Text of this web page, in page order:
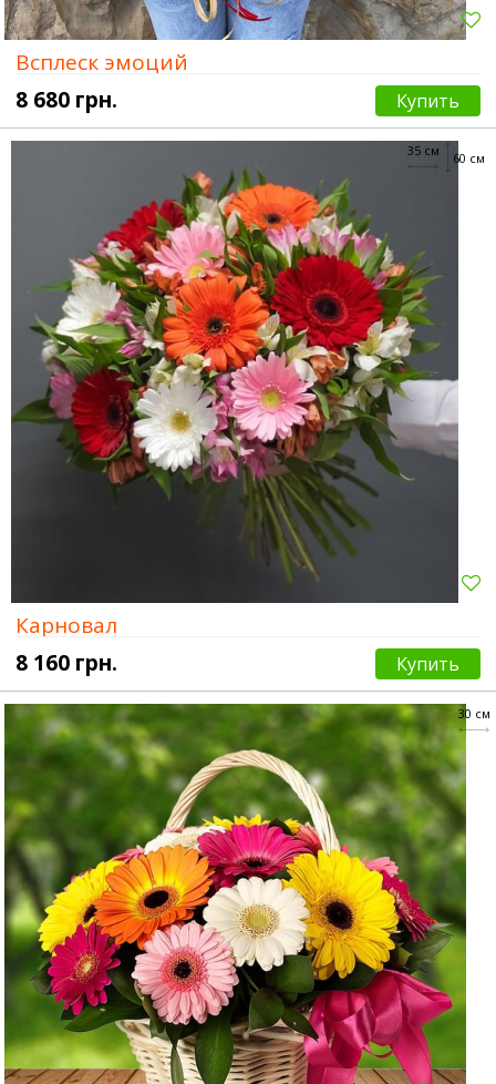
Всплеск эмоций
8 680 грн.
Купить
60 см
35 см
Карновал
8 160 грн.
Купить
30 см